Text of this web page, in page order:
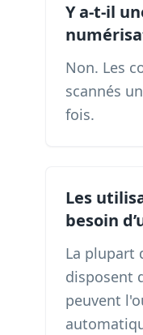
Y a-t-il
Non. Les
scannés
fois.
Les
besoin
La plupart
disposent
peuvent